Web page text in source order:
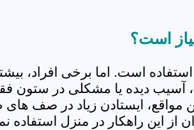
است؟
است. اما برخی افراد،
آسیب دیده یا مشکلی در ستون
مواقع، ایستادن زیاد در صف
این راهکار در منزل استفاده